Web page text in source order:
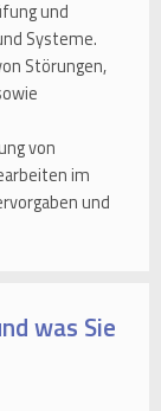
und
Systeme.
Störungen,
von
im
und
was Sie